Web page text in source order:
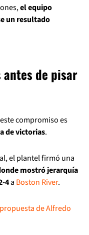
el equipo
un resultado
de pisar
compromiso es
de victorias.
el plantel firmó una
mostró jerarquía
4a Boston River.
de Alfredo